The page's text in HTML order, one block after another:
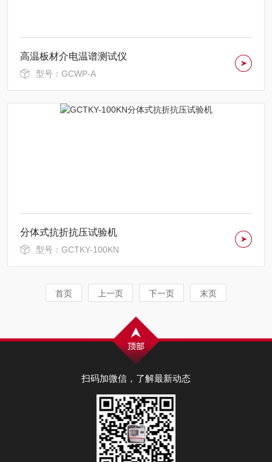
高温板材介电温谱测试仪
型号：GCWP-A
分体式抗折抗压试验机
型号：GCTKY-100KN
首页 上一页 下一页 末页
扫码加微信，了解最新动态